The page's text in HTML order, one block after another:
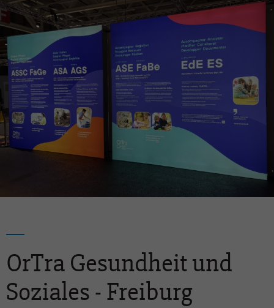
OrTra Gesundheit und
Soziales - Freiburg